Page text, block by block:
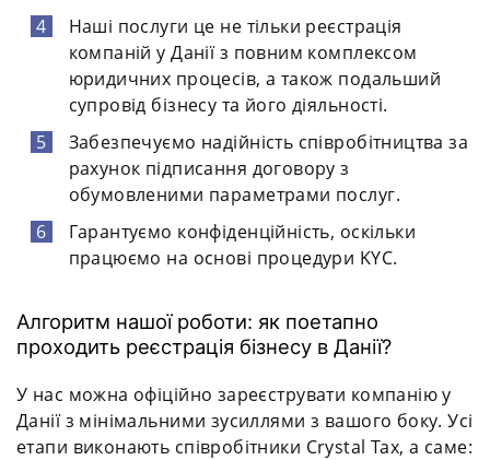
Наші послуги це не тільки реєстрація
компаній у Данії з повним комплексом
юридичних процесів, а також подальший
супровід бізнесу та його діяльності.
Забезпечуємо надійність співробітництва за
рахунок підписання договору з
обумовленими параметрами послуг.
Гарантуємо конфіденційність, оскільки
працюємо на основі процедури KYC.
Алгоритм нашої роботи: як поетапно
проходить реєстрація бізнесу в Данії?
У нас можна офіційно зареєструвати компанію у
Данії з мінімальними зусиллями з вашого боку. Усі
етапи виконають співробітники Crystal Tax, а саме: